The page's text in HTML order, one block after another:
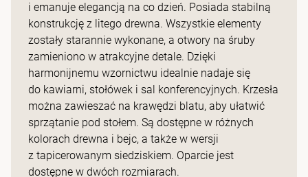
i emanuje elegancją na co dzień. Posiada stabilną
konstrukcję z litego drewna. Wszystkie elementy
zostały starannie wykonane, a otwory na śruby
zamieniono w atrakcyjne detale. Dzięki
harmonijnemu wzornictwu idealnie nadaje się
do kawiarni, stołówek i sal konferencyjnych. Krzesła
można zawieszać na krawędzi blatu, aby ułatwić
sprzątanie pod stołem. Są dostępne w różnych
kolorach drewna i bejc, a także w wersji
z tapicerowanym siedziskiem. Oparcie jest
dostępne w dwóch rozmiarach.